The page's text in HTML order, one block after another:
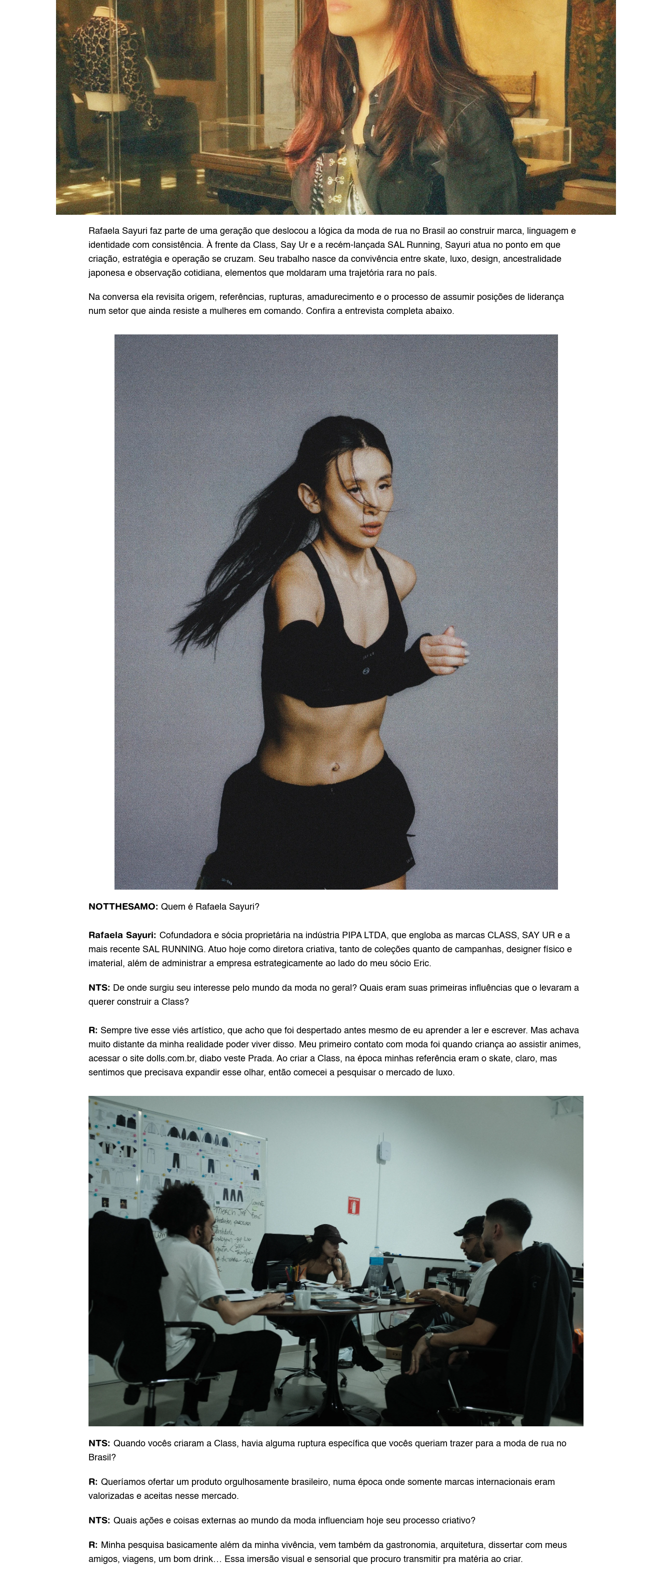
Rafaela Sayuri faz parte de uma geração que deslocou a lógica da moda de rua no Brasil ao construir marca, linguagem e
identidade com consistência. À frente da Class, Say Ur e a recém-lançada SAL Running, Sayuri atua no ponto em que
criação, estratégia e operação se cruzam. Seu trabalho nasce da convivência entre skate, luxo, design, ancestralidade
japonesa e observação cotidiana, elementos que moldaram uma trajetória rara no país.
Na conversa ela revisita origem, referências, rupturas, amadurecimento e o processo de assumir posições de liderança
num setor que ainda resiste a mulheres em comando. Confira a entrevista completa abaixo.
NOTTHESAMO: Quem é Rafaela Sayuri?
Rafaela Sayuri: Cofundadora e sócia proprietária na indústria PIPA LTDA, que engloba as marcas CLASS, SAY UR e a
mais recente SAL RUNNING. Atuo hoje como diretora criativa, tanto de coleções quanto de campanhas, designer físico e
imaterial, além de administrar a empresa estrategicamente ao lado do meu sócio Eric.
NTS: De onde surgiu seu interesse pelo mundo da moda no geral? Quais eram suas primeiras influências que o levaram a
querer construir a Class?
R: Sempre tive esse viés artístico, que acho que foi despertado antes mesmo de eu aprender a ler e escrever. Mas achava
muito distante da minha realidade poder viver disso. Meu primeiro contato com moda foi quando criança ao assistir animes,
acessar o site dolls.com.br, diabo veste Prada. Ao criar a Class, na época minhas referência eram o skate, claro, mas
sentimos que precisava expandir esse olhar, então comecei a pesquisar o mercado de luxo.
NTS: Quando vocês criaram a Class, havia alguma ruptura específica que vocês queriam trazer para a moda de rua no
Brasil?
R: Queríamos ofertar um produto orgulhosamente brasileiro, numa época onde somente marcas internacionais eram
valorizadas e aceitas nesse mercado.
NTS: Quais ações e coisas externas ao mundo da moda influenciam hoje seu processo criativo?
R: Minha pesquisa basicamente além da minha vivência, vem também da gastronomia, arquitetura, dissertar com meus
amigos, viagens, um bom drink… Essa imersão visual e sensorial que procuro transmitir pra matéria ao criar.